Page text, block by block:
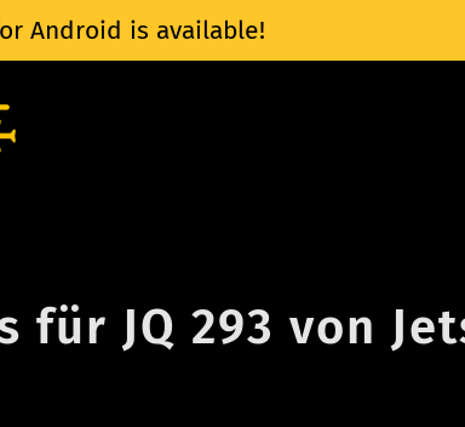
Android is available!
für JQ 293 von